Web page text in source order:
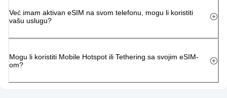
Već imam aktivan eSIM na svom telefonu, mogu li koristiti
vašu uslugu?
Mogu li koristiti Mobile Hotspot ili Tethering sa svojim eSIM-
om?